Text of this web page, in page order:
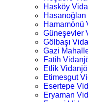
Hasköy
Hamamönü
Güneşevler
Gölbaşı
Gazi
Fatih
Etlik
Etimesgut
Esertepe
Eryaman